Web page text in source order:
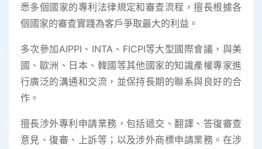
悉多個國家的專利法律規定和審查流程，擅長根據各
個國家的審查實踐為客戶爭取最大的利益。
多次參加AIPPI、INTA、FICPI等大型國際會議，與美
國、歐洲、日本、韓國等其他國家的知識產權專家進
行廣泛的溝通和交流，並保持長期的聯系與良好的合
作。
擅長涉外專利申請業務，包括遞交、翻譯、答復審查
意見、復審、上訴等；以及涉外商標申請業務。在涉